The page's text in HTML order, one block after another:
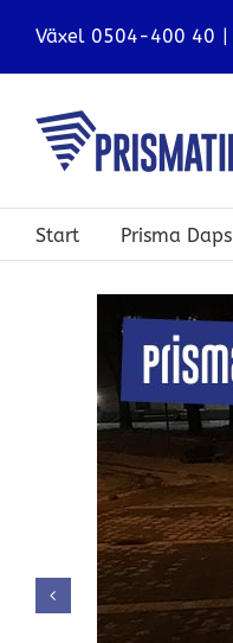
Växel 0504-400 40 |
Start Prisma Daps